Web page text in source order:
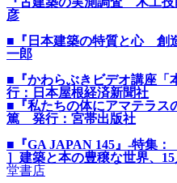
彦
■『日本建築の特質と心 創
一郎
■『かわらぶきビデオ講座「
行：日本屋根経済新聞社
■『私たちの体にアマテラス
篤 発行：宮帯出版社
■『GA JAPAN 145』-特集：
］建築と本の豊穣な世界、
堂書店